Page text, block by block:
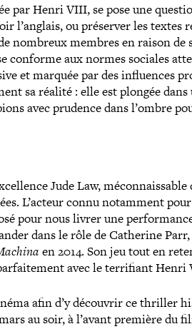
par Henri VIII, se pose une
l’anglais, ou préserver les textes
nombreux membres en raison
conforme aux normes sociales
et marquée par des influences
sa réalité : elle est plongée
avec prudence dans l’ombre
Jude Law,
L’acteur connu notamment
pour nous livrer une
dans le rôle de Catherine
en 2014. Son jeu tout en
avec le ter­ri­fiant Henri
afin d’y découvrir ce thriller
au soir, à l’avant première du